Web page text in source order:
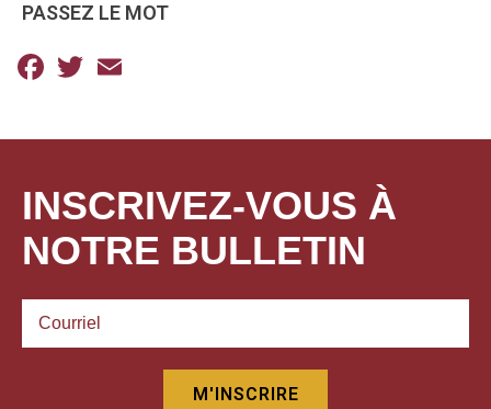
PASSEZ LE MOT
Facebook
Twitter
INSCRIVEZ-VOUS À
NOTRE BULLETIN